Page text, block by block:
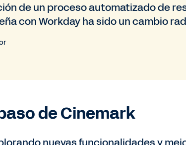
de un proceso automatizado de
con Workday ha sido un cambio
de Cinemark